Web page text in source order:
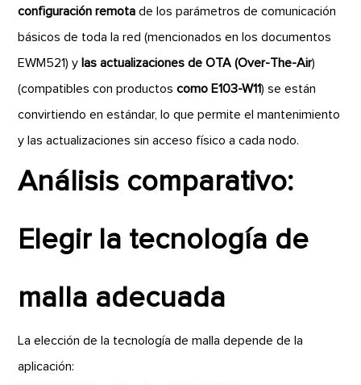
configuración remota de los parámetros de comunicación
básicos de toda la red (mencionados en los documentos
EWM521) y las actualizaciones de OTA (Over-The-Air)
(compatibles con productoscomo E103-W11) se están
convirtiendo en estándar, lo que permite el mantenimiento
y las actualizaciones sin acceso físico a cada nodo.
Análisis comparativo:
Elegir la tecnología de
malla adecuada
La elección de la tecnología de malla depende de la
aplicación: